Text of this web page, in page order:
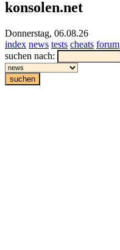
konsolen.net
Donnerstag, 06.08.26
index news tests cheats forum
suchen nach: